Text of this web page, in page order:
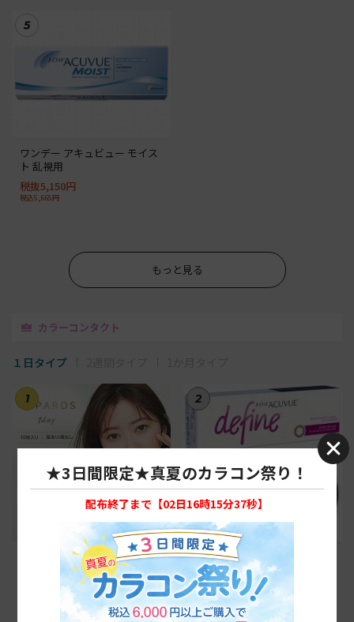
5
ワンデー アキュビュー モイス
ト 乱視用
税抜5,150円
税込5,665円
もっと見る
カラーコンタクト
１日タイプ
1
【デートトパーズ】トパーズ 1
箱10枚入り
税抜1,600円
2
【ヴィヴィッドスタイル】ワ
ンデーアキュビューディファイ
ンモイスト30枚
税抜4,800円
税込5,280円
★3日間限定★真夏のカラコン祭り！
配布終了まで【02日16時15分36秒】